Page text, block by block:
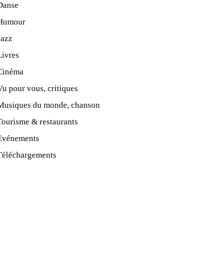
pour vous, critiques
du monde, chanson
& restaurants